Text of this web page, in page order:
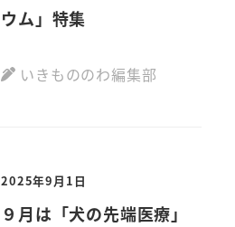
ウム」特集
いきもののわ編集部
2025年9月1日
９月は「犬の先端医療」